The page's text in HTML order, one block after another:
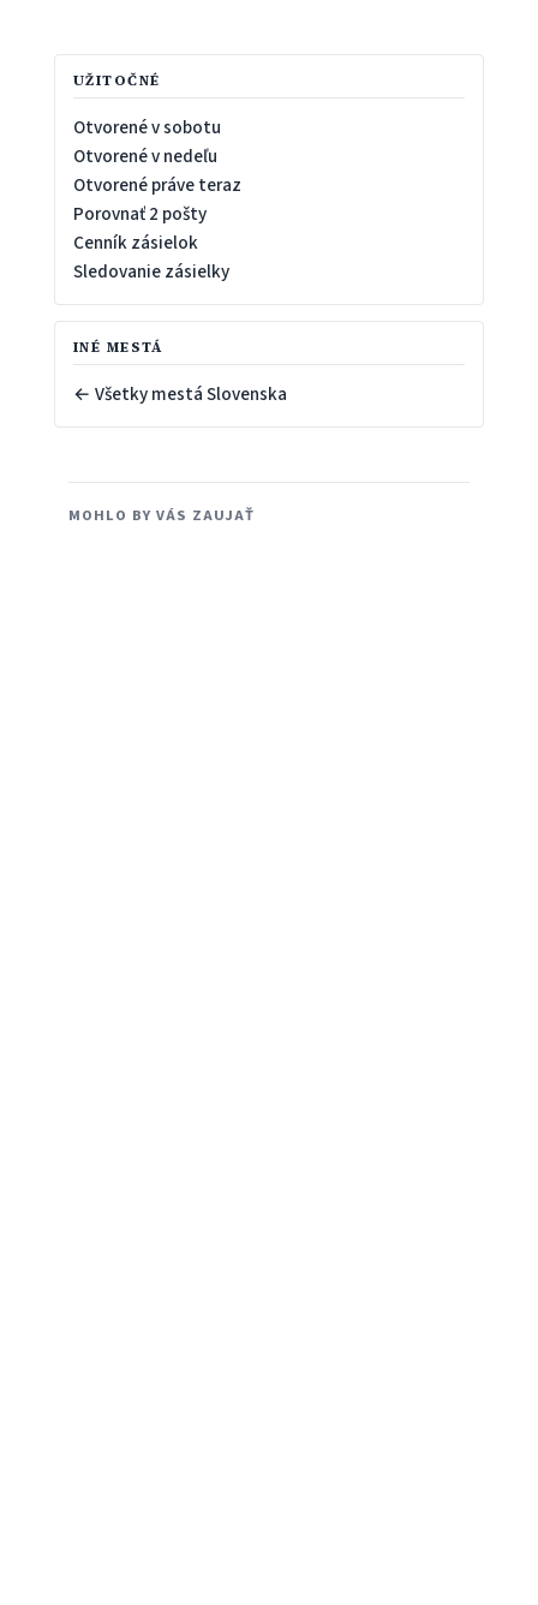
UŽITOČNÉ
Otvorené v sobotu
Otvorené v nedeľu
Otvorené práve teraz
Porovnať 2 pošty
Cenník zásielok
Sledovanie zásielky
INÉ MESTÁ
← Všetky mestá Slovenska
MOHLO BY VÁS ZAUJAŤ